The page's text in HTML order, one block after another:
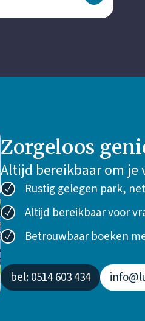
Zorgeloos
Altijd bereikbaar om je
Rustig gelegen park,
Altijd bereikbaar voor
Betrouwbaar boeken
bel: 0514 603 434